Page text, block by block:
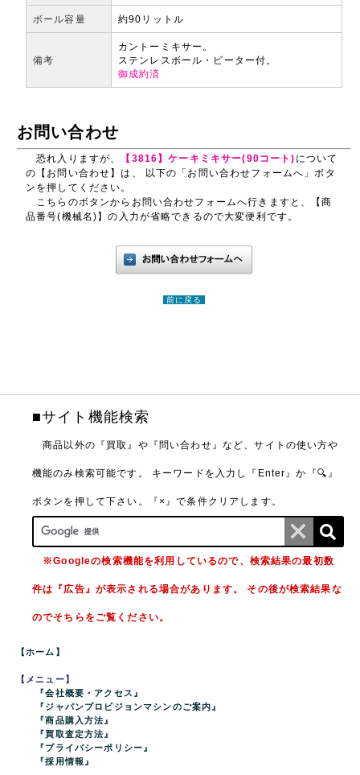
ボール容量 約90リットル
備考
カントーミキサー。
ステンレスボール・ビーター付。
御成約済
お問い合わせ
恐れ入りますが、 【3816】ケーキミキサー(90コート) について
の【お問い合わせ】は、 以下の「お問い合わせフォームへ」ボタ
ンを押してください。
こちらのボタンからお問い合わせフォームへ行きますと、【商
品番号(機械名)】の入力が省略できるので大変便利です。
前に戻る
■サイト機能検索
商品以外の『買取』や『問い合わせ』など、サイトの使い方や
機能のみ検索可能です。 キーワードを入力し『Enter』か『🔍』
ボタンを押して下さい。『×』で条件クリアします。
※Googleの検索機能を利用しているので、検索結果の最初数
件は『広告』が表示される場合があります。 その後が検索結果な
のでそちらをご覧ください。
【ホーム】
【メニュー】
『会社概要・アクセス』
『ジャパンプロビジョンマシンのご案内』
『商品購入方法』
『買取査定方法』
『プライバシーポリシー』
『採用情報』